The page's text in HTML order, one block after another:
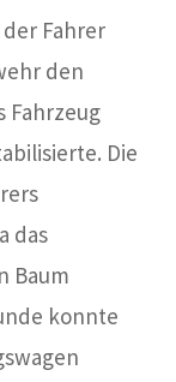
Fahrer
den
Fahrzeug
Die
das
Baum
konnte